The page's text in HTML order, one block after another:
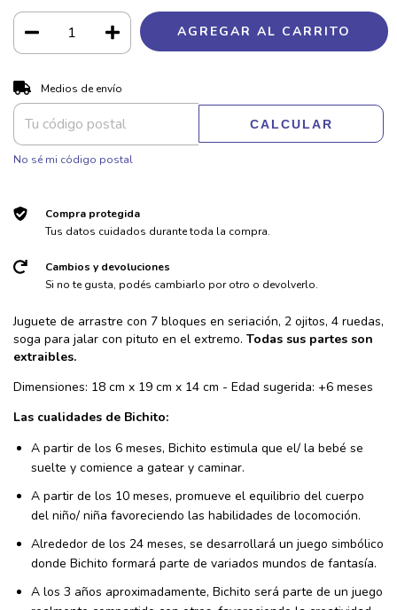
Entregas para el CP:
Medios de envío
CALCULAR
No sé mi código postal
Compra protegida
Tus datos cuidados durante toda la compra.
Cambios y devoluciones
Si no te gusta, podés cambiarlo por otro o devolverlo.
Juguete de arrastre con 7 bloques en seriación, 2 ojitos, 4 ruedas,
soga para jalar con pituto en el extremo. Todas sus partes son
extraibles.
Dimensiones: 18 cm x 19 cm x 14 cm - Edad sugerida: +6 meses
Las cualidades de Bichito:
A partir de los 6 meses, Bichito estimula que el/ la bebé se
suelte y comience a gatear y caminar.
A partir de los 10 meses, promueve el equilibrio del cuerpo
del niño/ niña favoreciendo las habilidades de locomoción.
Alrededor de los 24 meses, se desarrollará un juego simbólico
donde Bichito formará parte de variados mundos de fantasía.
A los 3 años aproximadamente, Bichito será parte de un juego